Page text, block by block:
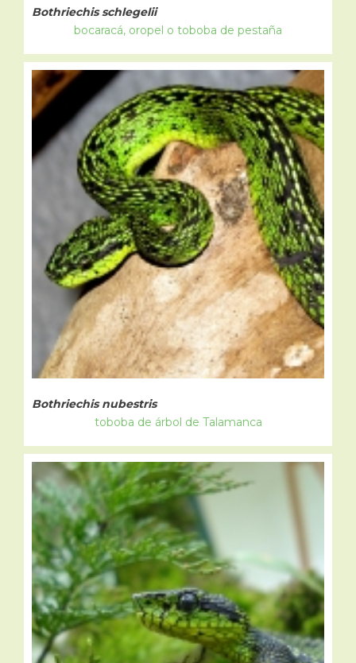
Bothriechis schlegelii
bocaracá, oropel o toboba de pestaña
Bothriechis nubestris
toboba de árbol de Talamanca